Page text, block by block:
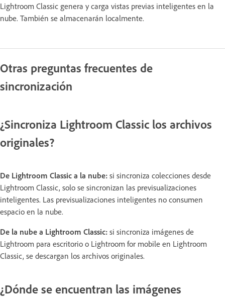
Lightroom Classic genera y carga vistas previas inteligentes en la
nube. También se almacenarán localmente.
Otras preguntas frecuentes de
sincronización
¿Sincroniza Lightroom Classic los archivos
originales?
De Lightroom Classic a la nube: si sincroniza colecciones desde
Lightroom Classic, solo se sincronizan las previsualizaciones
inteligentes. Las previsualizaciones inteligentes no consumen
espacio en la nube.
De la nube a Lightroom Classic: si sincroniza imágenes de
Lightroom para escritorio o Lightroom for mobile en Lightroom
Classic, se descargan los archivos originales.
¿Dónde se encuentran las imágenes